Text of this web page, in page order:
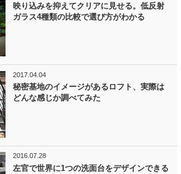
映り込みを抑えてクリアに見せる。低反射
ガラス4種類の比較で選び方がわかる
2017.04.04
秘密基地のイメージがあるロフト、実際は
どんな感じか調べてみた
2016.07.28
左官で世界に1つの洗面台をデザインできる